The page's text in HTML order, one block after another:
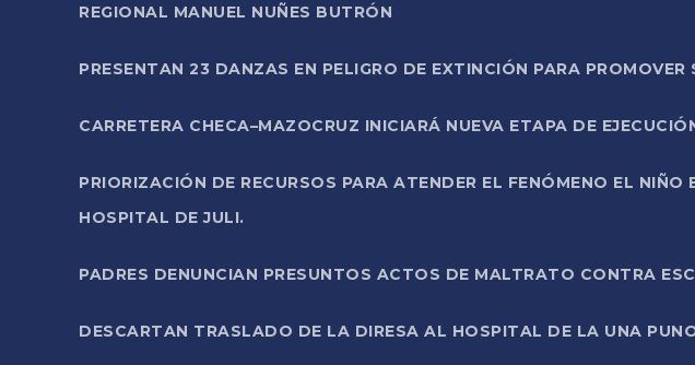
REGIONAL MANUEL NUÑES BUTRÓN
PRESENTAN 23 DANZAS EN PELIGRO DE EXTINCIÓN PARA PROMOVER
CARRETERA CHECA–MAZOCRUZ INICIARÁ NUEVA ETAPA DE
PRIORIZACIÓN DE RECURSOS PARA ATENDER EL FENÓMENO EL
HOSPITAL DE JULI.
PADRES DENUNCIAN PRESUNTOS ACTOS DE MALTRATO CONTRA
DESCARTAN TRASLADO DE LA DIRESA AL HOSPITAL DE LA UNA